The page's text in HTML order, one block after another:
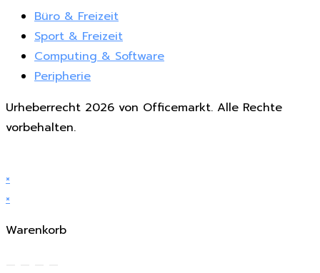
Büro & Freizeit
Sport & Freizeit
Computing & Software
Peripherie
Urheberrecht 2026 von Officemarkt. Alle Rechte
vorbehalten.
×
×
Warenkorb